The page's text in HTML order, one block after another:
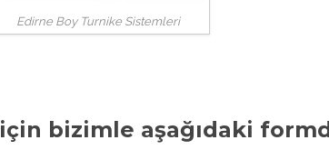
Edirne Boy Turnike Sistemleri
için bizimle aşağıdaki